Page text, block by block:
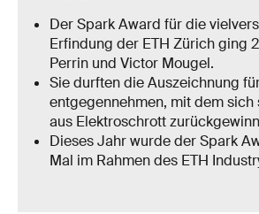
Der Spark Award für die
Erfindung der ETH Zürich ging
Perrin und Victor Mougel.
Sie durften die Auszeichnung
entgegennehmen, mit dem sich
aus Elektroschrott
Dieses Jahr wurde der Spark
Mal im Rahmen des ETH